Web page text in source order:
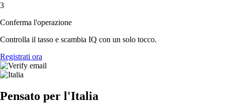
3
Conferma l'operazione
Controlla il tasso e scambia IQ con un solo tocco.
Registrati ora
Pensato per l'Italia